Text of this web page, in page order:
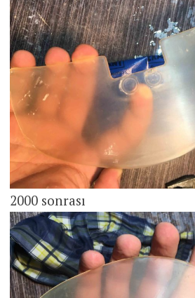
2000 sonrası